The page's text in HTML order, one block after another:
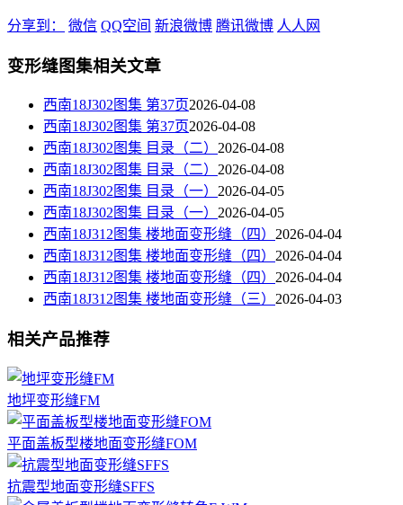
分享到： 微信 QQ空间 新浪微博 腾讯微博 人人网
变形缝图集相关文章
西南18J302图集 第37页2026-04-08
西南18J302图集 第37页2026-04-08
西南18J302图集 目录（二） 2026-04-08
西南18J302图集 目录（二） 2026-04-08
西南18J302图集 目录（一） 2026-04-05
西南18J302图集 目录（一） 2026-04-05
西南18J312图集 楼地面变形缝（四） 2026-04-04
西南18J312图集 楼地面变形缝（四） 2026-04-04
西南18J312图集 楼地面变形缝（四） 2026-04-04
西南18J312图集 楼地面变形缝（三） 2026-04-03
相关产品推荐
地坪变形缝FM
平面盖板型楼地面变形缝FOM
抗震型地面变形缝SFFS